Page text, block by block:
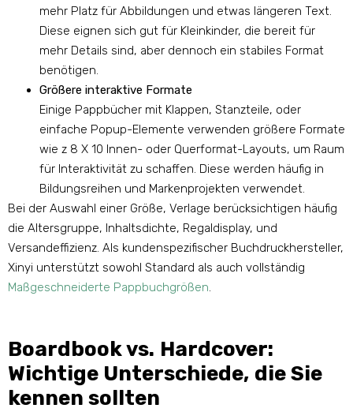
mehr Platz für Abbildungen und etwas längeren Text.
Diese eignen sich gut für Kleinkinder, die bereit für
mehr Details sind, aber dennoch ein stabiles Format
benötigen.
Größere interaktive Formate
Einige Pappbücher mit Klappen, Stanzteile, oder
einfache Popup-Elemente verwenden größere Formate
wie z 8 X 10 Innen- oder Querformat-Layouts, um Raum
für Interaktivität zu schaffen. Diese werden häufig in
Bildungsreihen und Markenprojekten verwendet.
Bei der Auswahl einer Größe, Verlage berücksichtigen häufig
die Altersgruppe, Inhaltsdichte, Regaldisplay, und
Versandeffizienz. Als kundenspezifischer Buchdruckhersteller,
Xinyi unterstützt sowohl Standard als auch vollständig
Maßgeschneiderte Pappbuchgrößen.
Boardbook vs. Hardcover:
Wichtige Unterschiede, die Sie
kennen sollten